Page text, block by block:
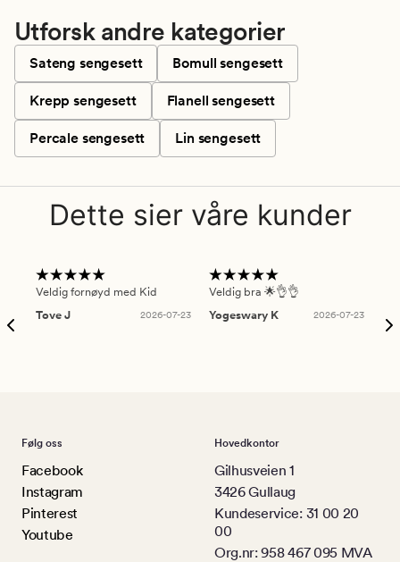
Utforsk andre kategorier
Sateng sengesett Bomull sengesett
Krepp sengesett Flanell sengesett
Percale sengesett Lin sengesett
Dette sier våre kunder
Veldig fornøyd med Kid
Tove J
2026-07-23
Veldig bra 🌟👌👌
Yogeswary K
2026-07-23
Følg oss
Facebook
Instagram
Pinterest
Youtube
Hovedkontor
Gilhusveien 1
3426 Gullaug
Kundeservice: 31 00 20
00
Org.nr: 958 467 095 MVA